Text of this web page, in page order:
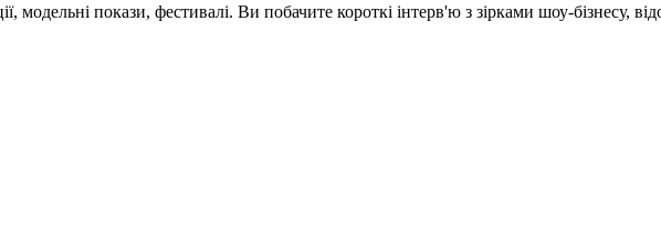
модельні покази, фестивалі. Ви побачите короткі інтерв'ю з зірками шоу-бізнесу,